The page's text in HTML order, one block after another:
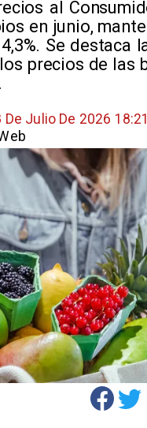
al
en junio,
Se destaca
precios de las
Julio De 2026 18:21